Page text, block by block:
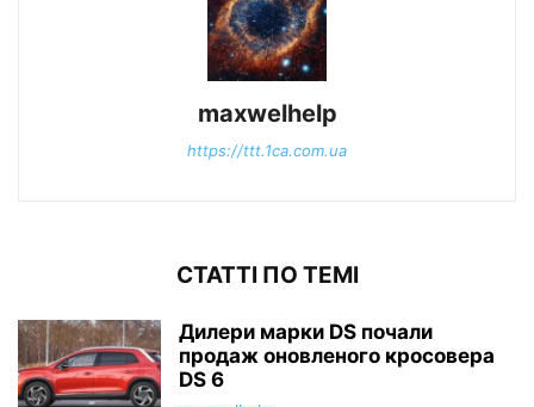
maxwelhelp
https://ttt.1ca.com.ua
СТАТТІ ПО ТЕМІ
Дилери марки DS почали
продаж оновленого кросовера
DS 6